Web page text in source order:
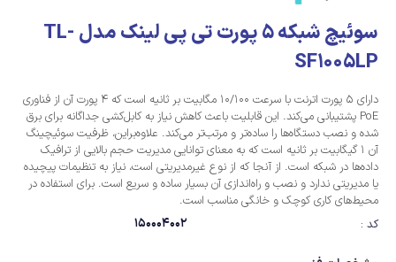
سوئیچ شبکه 5 پورت تی پی لینک مدل TL-
SF1005LP
دارای 5 پورت اترنت با سرعت 10/100 مگابیت بر ثانیه است که 4 پورت آن از فناوری
PoE پشتیبانی می‌کند. این قابلیت باعث کاهش نیاز به کابل‌کشی جداگانه برای برق
شده و نصب دستگاه‌ها را ساده‌تر و مرتب‌تر می‌کند. علاوه‌براین، ظرفیت سوئیچینگ
آن 1 گیگابیت بر ثانیه است که به معنای توانایی مدیریت حجم بالایی از ترافیک
داده‌ها در شبکه است. از آنجا که از نوع غیرمدیریتی است، نیاز به تنظیمات پیچیده
یا مدیریتی ندارد و نصب و راه‌اندازی آن بسیار ساده و سریع است. برای استفاده در
محیط‌های کاری کوچک و خانگی مناسب است.
کد :
150004002